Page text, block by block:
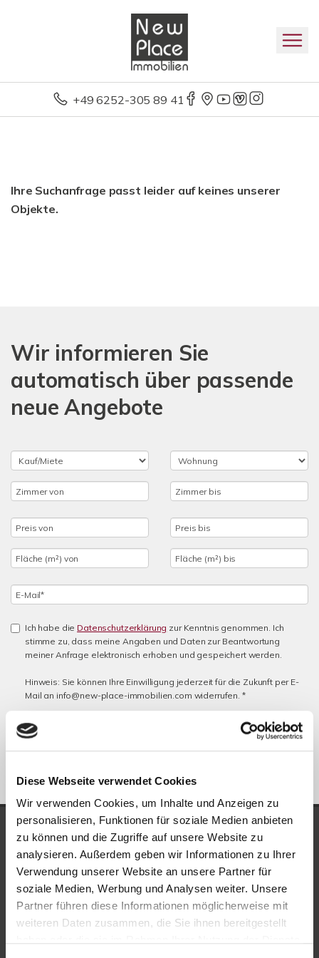
Diese Webseite verwendet Cookies
Wir verwenden Cookies, um Inhalte und Anzeigen zu
personalisieren, Funktionen für soziale Medien anbieten
zu können und die Zugriffe auf unsere Website zu
analysieren. Außerdem geben wir Informationen zu Ihrer
Verwendung unserer Website an unsere Partner für
soziale Medien, Werbung und Analysen weiter. Unsere
Partner führen diese Informationen möglicherweise mit
weiteren Daten zusammen, die Sie ihnen bereitgestellt
+49 6252-305 89 41
Ihre Suchanfrage passt leider auf keines unserer
Objekte.
Wir informieren Sie
automatisch über passende
neue Angebote
Ich habe die Datenschutzerklärung zur Kenntnis genommen. Ich
stimme zu, dass meine Angaben und Daten zur Beantwortung
meiner Anfrage elektronisch erhoben und gespeichert werden.
Hinweis: Sie können Ihre Einwilligung jederzeit für die Zukunft per E-
Mail an info@new-place-immobilien.com widerrufen. *
UNSERE AUSZEICHNUNGEN